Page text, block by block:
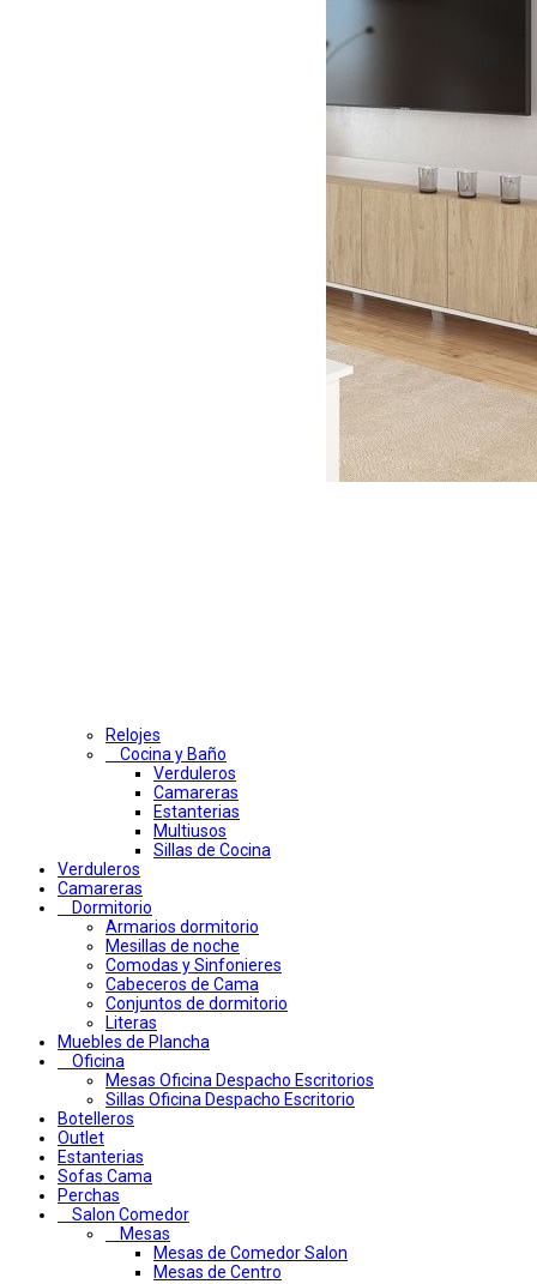
Relojes
Cocina y Baño
Verduleros
Camareras
Estanterias
Multiusos
Sillas de Cocina
Verduleros
Camareras
Dormitorio
Armarios dormitorio
Mesillas de noche
Comodas y Sinfonieres
Cabeceros de Cama
Conjuntos de dormitorio
Literas
Muebles de Plancha
Oficina
Mesas Oficina Despacho Escritorios
Sillas Oficina Despacho Escritorio
Botelleros
Outlet
Estanterias
Sofas Cama
Perchas
Salon Comedor
Mesas
Mesas de Comedor Salon
Mesas de Centro